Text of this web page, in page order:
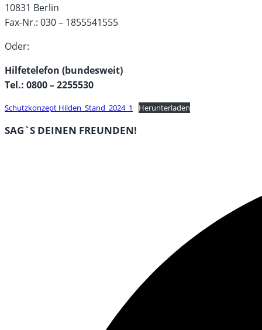
10831 Berlin
Fax-Nr.: 030 – 1855541555
Oder:
Hilfetelefon (bundesweit)
Tel.: 0800 – 2255530
Schutzkonzept Hilden_Stand_2024_1 Herunterladen
SAG`S DEINEN FREUNDEN!